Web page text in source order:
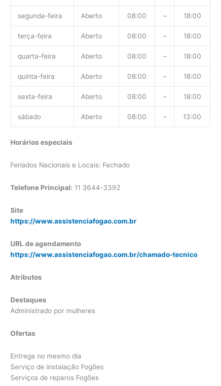
segunda-feira Aberto 08:00 – 18:00
terça-feira Aberto 08:00 – 18:00
quarta-feira Aberto 08:00 – 18:00
quinta-feira Aberto 08:00 – 18:00
sexta-feira Aberto 08:00 – 18:00
sábado Aberto 08:00 – 13:00
Horários especiais
Feriados Nacionais e Locais: Fechado
Telefone Principal: 11 3644-3392
Site
https://www.assistenciafogao.com.br
URL de agendamento
https://www.assistenciafogao.com.br/chamado-tecnico
Atributos
Destaques
Administrado por mulheres
Ofertas
Entrega no mesmo dia
Serviço de instalação Fogões
Serviços de reparos Fogões